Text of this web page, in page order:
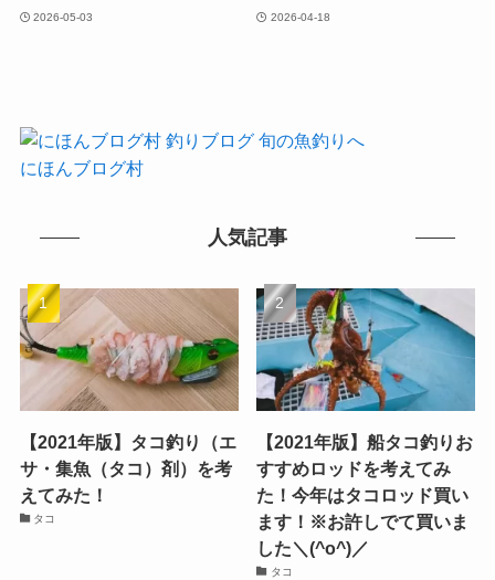
2026-05-03 2026-04-18
にほんブログ村
人気記事
【2021年版】タコ釣り（エ
サ・集魚（タコ）剤）を考
えてみた！
タコ
【2021年版】船タコ釣りお
すすめロッドを考えてみ
た！今年はタコロッド買い
ます！※お許しでて買いま
した＼(^o^)／
タコ